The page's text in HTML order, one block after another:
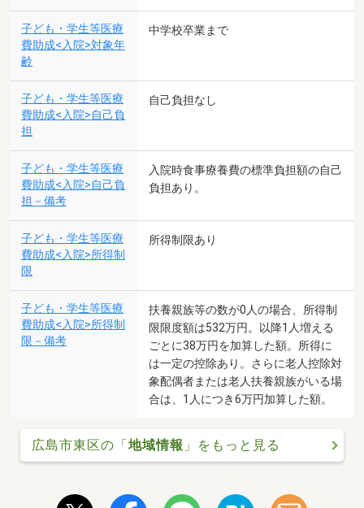
子ども・学生等医療
費助成<入院>対象年
齢
中学校卒業まで
子ども・学生等医療
費助成<入院>自己負
担
自己負担なし
子ども・学生等医療
費助成<入院>自己負
担－備考
入院時食事療養費の標準負担額の自己
負担あり。
子ども・学生等医療
費助成<入院>所得制
限
所得制限あり
子ども・学生等医療
費助成<入院>所得制
限－備考
扶養親族等の数が0人の場合、所得制
限限度額は532万円。以降1人増える
ごとに38万円を加算した額。所得に
は一定の控除あり。さらに老人控除対
象配偶者または老人扶養親族がいる場
合は、1人につき6万円加算した額。
広島市東区の「地域情報 」をもっと見る